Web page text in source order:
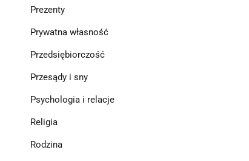
Prezenty
Prywatna własność
Przedsiębiorczość
Przesądy i sny
Psychologia i relacje
Religia
Rodzina